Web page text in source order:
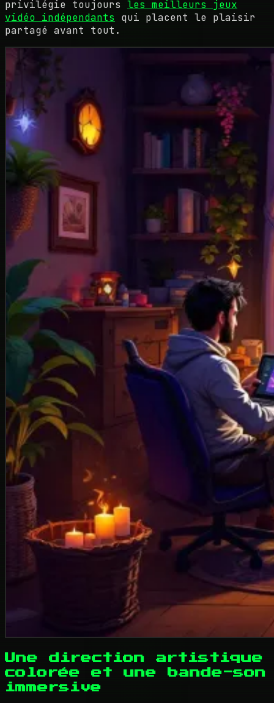
privilégie toujours les meilleurs jeux
vidéo indépendants qui placent le plaisir
partagé avant tout.
Une direction artistique
colorée et une bande-son
immersive